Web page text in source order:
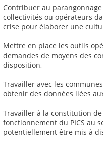
Contribuer au
collectivités ou opérateurs
crise pour élaborer une
Mettre en place les outils
demandes de moyens des
disposition,
Travailler avec les
obtenir des données liées
Travailler à la constitution
fonctionnement du PICS au
potentiellement être mis à